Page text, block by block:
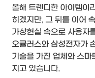
올해 트렌디한 아이템이
히겠지만, 그 뒤를 이어
가상현실 속으로 사용자
오큘러스와 삼성전자가
기술을 가진 업체와 스마
지고 있습니다.